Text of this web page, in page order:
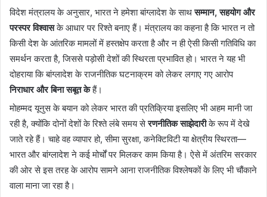
विदेश मंत्रालय के अनुसार, भारत ने हमेशा बांग्लादेश के साथसम्मान, सहयोग और
परस्पर विश्वासके आधार पर रिश्ते बनाए हैं। मंत्रालय का कहना है कि भारत न तो
किसी देश के आंतरिक मामलों में हस्तक्षेप करता है और न ही ऐसी किसी गतिविधि का
समर्थन करता है, जिससे पड़ोसी देशों की स्थिरता प्रभावित हो। भारत ने यह भी
दोहराया कि बांग्लादेश के राजनीतिक घटनाक्रम को लेकर लगाए गए आरोप
निराधार और बिना सबूत केहैं।
मोहम्मद यूनुस के बयान को लेकर भारत की प्रतिक्रिया इसलिए भी अहम मानी जा
रही है, क्योंकि दोनों देशों के रिश्ते लंबे समय सेरणनीतिक साझेदारीके रूप में देखे
जाते रहे हैं। चाहे वह व्यापार हो, सीमा सुरक्षा, कनेक्टिविटी या क्षेत्रीय स्थिरता—
भारत और बांग्लादेश ने कई मोर्चों पर मिलकर काम किया है। ऐसे में अंतरिम सरकार
की ओर से इस तरह के आरोप सामने आना राजनीतिक विश्लेषकों के लिए भी चौंकाने
वाला माना जा रहा है।